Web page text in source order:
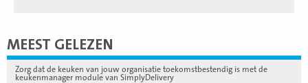
MEEST GELEZEN
Zorg dat de keuken van jouw organisatie toekomstbestendig is met de
keukenmanager module van SimplyDelivery